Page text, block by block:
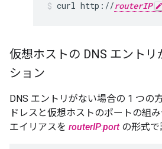
curl http://routerIP
仮想ホストの DNS エント
ション
DNS エントリがない場合の 1 つの
ドレスと仮想ホストのポートの組
エイリアスを routerIP:portの形式で